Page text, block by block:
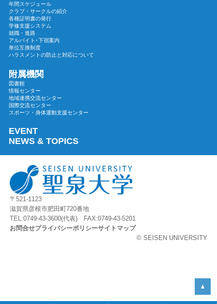
2023年11月
2023年10月
2023年09月
2023年08月
2023年07月
2023年06月
2023年05月
2023年04月
2023年03月
2023年01月
2022年11月
2022年10月
2022年09月
2022年08月
2022年07月
2022年06月
▲
年間スケジュール
クラブ・サークルの紹介
各種証明書の発行
学修支援システム
就職・進路
アルバイト･下宿案内
単位互換制度
ハラスメントの防止と対応について
附属機関
図書館
情報センター
地域連携交流センター
国際交流センター
スポーツ・身体運動支援センター
EVENT
NEWS & TOPICS
〒521-1123
滋賀県彦根市肥田町720番地
TEL:0749-43-3600(代表) FAX:0749-43-5201
お問合せプライバシーポリシーサイトマップ
© SEISEN UNIVERSITY